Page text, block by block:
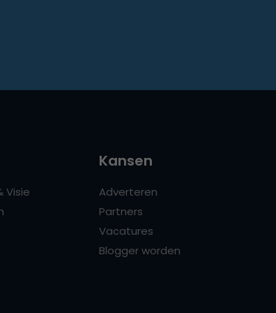
Visie
Kansen
Adverteren
Partners
Vacatures
Blogger worden